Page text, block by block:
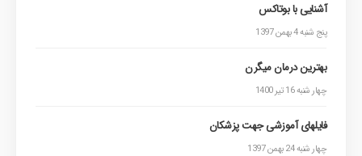
آشنایی با بوتاکس
پنج شنبه 4 بهمن 1397
بهترین درمان میگرن
چهار شنبه 16 تیر 1400
فایلهای آموزشی جهت پزشکان
چهار شنبه 24 بهمن 1397